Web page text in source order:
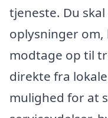
tjeneste. Du
oplysninger om,
modtage op til
direkte fra
mulighed for at